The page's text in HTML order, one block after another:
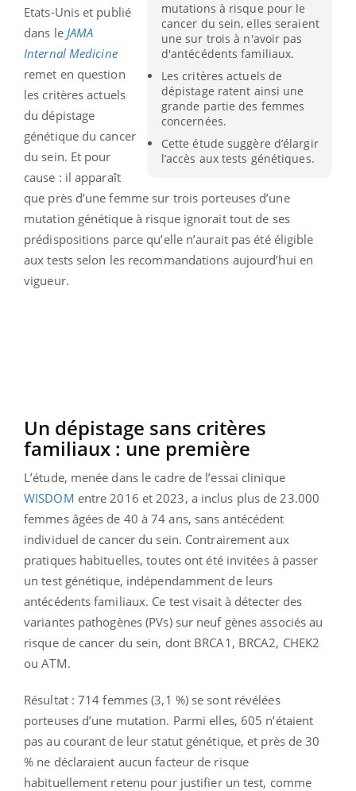
mutations à risque pour le
cancer du sein, elles seraient
une sur trois à n'avoir pas
d'antécédents familiaux.
Les critères actuels de
dépistage ratent ainsi une
grande partie des femmes
concernées.
Cette étude suggère d’élargir
l’accès aux tests génétiques.
Etats-Unis et publié
dans le JAMA
Internal Medicine
remet en question
les critères actuels
du dépistage
génétique du cancer
du sein. Et pour
cause : il apparaît
que près d’une femme sur trois porteuses d’une
mutation génétique à risque ignorait tout de ses
prédispositions parce qu’elle n’aurait pas été éligible
aux tests selon les recommandations aujourd’hui en
vigueur.
Un dépistage sans critères
familiaux : une première
L’étude, menée dans le cadre de l’essai clinique
WISDOM entre 2016 et 2023, a inclus plus de 23.000
femmes âgées de 40 à 74 ans, sans antécédent
individuel de cancer du sein. Contrairement aux
pratiques habituelles, toutes ont été invitées à passer
un test génétique, indépendamment de leurs
antécédents familiaux. Ce test visait à détecter des
variantes pathogènes (PVs) sur neuf gènes associés au
risque de cancer du sein, dont BRCA1, BRCA2, CHEK2
ou ATM.
Résultat : 714 femmes (3,1 %) se sont révélées
porteuses d’une mutation. Parmi elles, 605 n’étaient
pas au courant de leur statut génétique, et près de 30
% ne déclaraient aucun facteur de risque
habituellement retenu pour justifier un test, comme